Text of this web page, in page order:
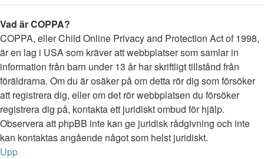
Vad är COPPA?
COPPA, eller Child Online Privacy and Protection Act of 1998,
är en lag i USA som kräver att webbplatser som samlar in
information från barn under 13 år har skriftligt tillstånd från
föräldrarna. Om du är osäker på om detta rör dig som försöker
att registrera dig, eller om det rör webbplatsen du försöker
registrera dig på, kontakta ett juridiskt ombud för hjälp.
Observera att phpBB inte kan ge juridisk rådgivning och inte
kan kontaktas angående något som helst juridiskt.
Upp